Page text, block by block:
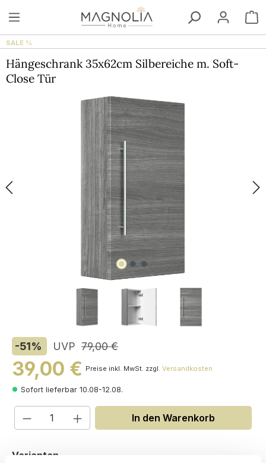
Zum Hauptinhalt springen
SALE %
Hängeschrank 35x62cm Silbereiche m. Soft-
Close Tür
Bildergalerie überspringen
-51% UVP 79,00 €
39,00 € Preise inkl. MwSt. zzgl. Versandkosten
Sofort lieferbar 10.08-12.08.
Produkt Anzahl: Gib den
In den Warenkorb
Varianten